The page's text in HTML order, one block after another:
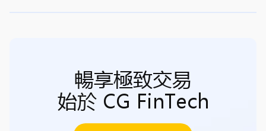
暢享極致交易
始於 CG FinTech